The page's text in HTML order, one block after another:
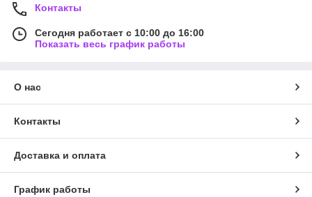
Контакты
Сегодня работает с 10:00 до 16:00
Показать весь график работы
О нас
Контакты
Доставка и оплата
График работы